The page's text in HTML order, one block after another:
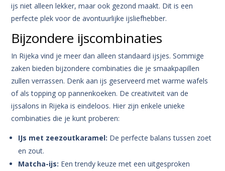
ijs niet alleen lekker, maar ook gezond maakt. Dit is een
perfecte plek voor de avontuurlijke ijsliefhebber.
Bijzondere ijscombinaties
In Rijeka vind je meer dan alleen standaard ijsjes. Sommige
zaken bieden bijzondere combinaties die je smaakpapillen
zullen verrassen. Denk aan ijs geserveerd met warme wafels
of als topping op pannenkoeken. De creativiteit van de
ijssalons in Rijeka is eindeloos. Hier zijn enkele unieke
combinaties die je kunt proberen:
IJs met zeezoutkaramel: De perfecte balans tussen zoet
en zout.
Matcha-ijs: Een trendy keuze met een uitgesproken